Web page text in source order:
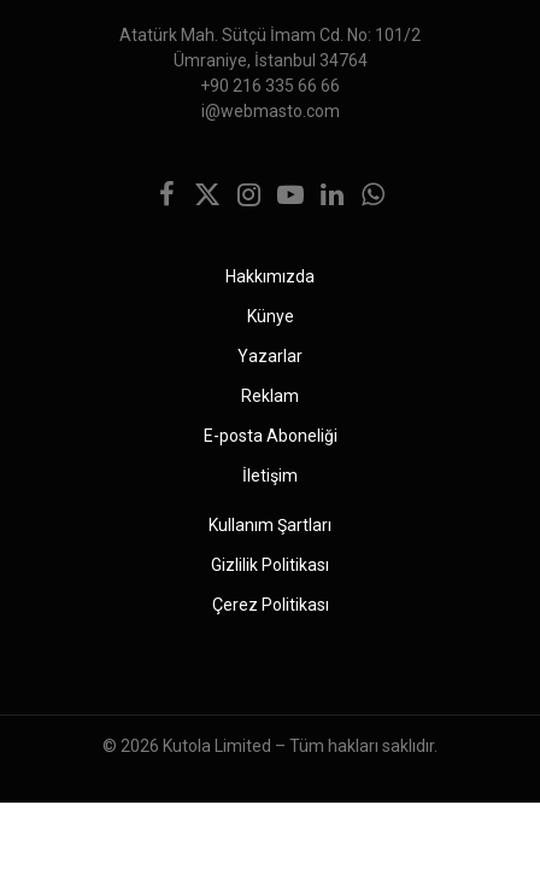
Atatürk Mah. Sütçü İmam Cd. No: 101/2
Ümraniye, İstanbul 34764
+90 216 335 66 66
i@webmasto.com
Facebook
X
Instagram
YouTubeLinkedInWhatsApp
Hakkımızda
Künye
Yazarlar
Reklam
E-posta Aboneliği
İletişim
Kullanım Şartları
Gizlilik Politikası
Çerez Politikası
© 2026 Kutola Limited – Tüm hakları saklıdır.